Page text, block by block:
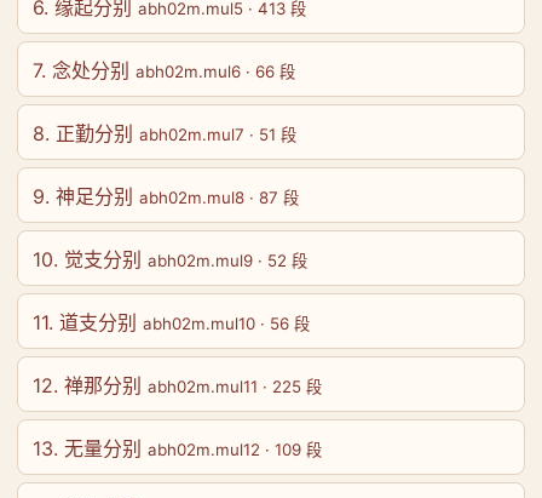
6. 缘起分别 abh02m.mul5 · 413 段
7. 念处分别 abh02m.mul6 · 66 段
8. 正勤分别 abh02m.mul7 · 51 段
9. 神足分别 abh02m.mul8 · 87 段
10. 觉支分别 abh02m.mul9 · 52 段
11. 道支分别 abh02m.mul10 · 56 段
12. 禅那分别 abh02m.mul11 · 225 段
13. 无量分别 abh02m.mul12 · 109 段